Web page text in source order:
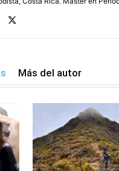
Más del autor